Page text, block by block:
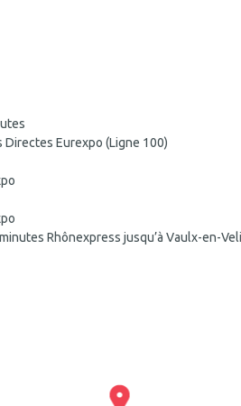
Directes Eurexpo (Ligne 100)
Rhônexpress jusqu’à Vaulx-en-